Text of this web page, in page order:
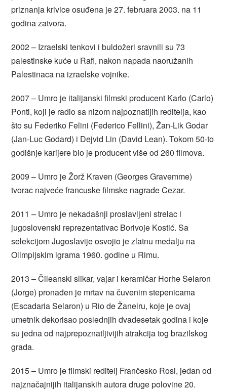
priznanja krivice osuđena je 27. februara 2003. na 11
godina zatvora.
2002 – Izraelski tenkovi i buldožeri sravnili su 73
palestinske kuće u Rafi, nakon napada naoružanih
Palestinaca na izraelske vojnike.
2007 – Umro je italijanski filmski producent Karlo (Carlo)
Ponti, koji je radio sa nizom najpoznatijih reditelja, kao
što su Federiko Felini (Federico Fellini), Žan-Lik Godar
(Jan-Luc Godard) i Dejvid Lin (David Lean). Tokom 50-to
godišnje karijere bio je producent više od 260 filmova.
2009 – Umro je Žorž Kraven (Georges Gravemme)
tvorac najveće francuske filmske nagrade Cezar.
2011 – Umro je nekadašnji proslavljeni strelac i
jugoslovenski reprezentativac Borivoje Kostić. Sa
selekcijom Jugoslavije osvojio je zlatnu medalju na
Olimpijskim igrama 1960. godine u Rimu.
2013 – Čileanski slikar, vajar i keramičar Horhe Selaron
(Jorge) pronađen je mrtav na čuvenim stepenicama
(Escadaria Selaron) u Rio de Žaneiru, koje je ovaj
umetnik dekorisao poslednjih dvadesetak godina i koje
su jedna od najprepoznatljivijih atrakcija tog brazilskog
grada.
2015 – Umro je filmski reditelj Frančesko Rosi, jedan od
najznačajnijih italijanskih autora druge polovine 20.